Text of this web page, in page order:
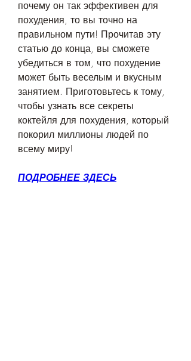
почему он так эффективен для
похудения, то вы точно на
правильном пути! Прочитав эту
статью до конца, вы сможете
убедиться в том, что похудение
может быть веселым и вкусным
занятием. Приготовьтесь к тому,
чтобы узнать все секреты
коктейля для похудения, который
покорил миллионы людей по
всему миру!
ПОДРОБНЕЕ ЗДЕСЬ